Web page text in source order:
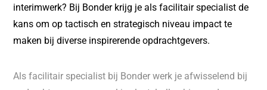
interimwerk? Bij Bonder krijg je als facilitair specialist de
kans om op tactisch en strategisch niveau impact te
maken bij diverse inspirerende opdrachtgevers.
Als facilitair specialist bij Bonder werk je afwisselend bij